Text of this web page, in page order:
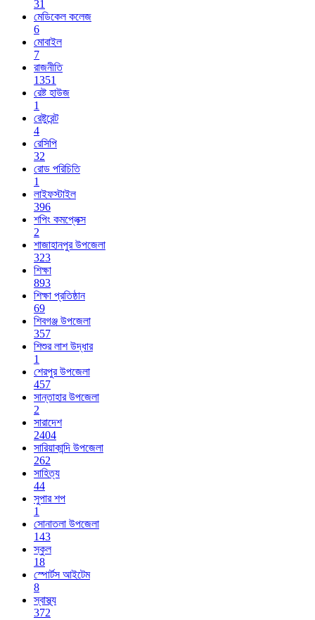
31
মেডিকেল কলেজ
6
মোবাইল
7
রাজনীতি
1351
রেষ্ট হাউজ
1
রেষ্টুরেন্ট
4
রেসিপি
32
রোড পরিচিতি
1
লাইফস্টাইল
396
শপিং কমপ্লেক্স
2
শাজাহানপুর উপজেলা
323
শিক্ষা
893
শিক্ষা প্রতিষ্ঠান
69
শিবগঞ্জ উপজেলা
357
শিশুর লাশ উদ্ধার
1
শেরপুর উপজেলা
457
সান্তাহার উপজেলা
2
সারাদেশ
2404
সারিয়াকান্দি উপজেলা
262
সাহিত্য
44
সুপার শপ
1
সোনাতলা উপজেলা
143
স্কুল
18
স্পোর্টস আইটেম
8
স্বাস্থ্য
372